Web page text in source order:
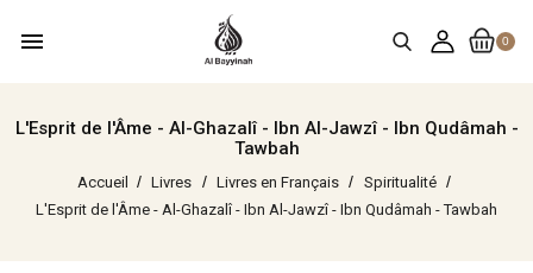
0
menu
L'Esprit de l'Âme - Al-Ghazalî - Ibn Al-Jawzî - Ibn Qudâmah -
Tawbah
Accueil Livres Livres en Français
Spiritualité
L'Esprit de l'Âme - Al-Ghazalî - Ibn Al-Jawzî - Ibn Qudâmah - Tawbah